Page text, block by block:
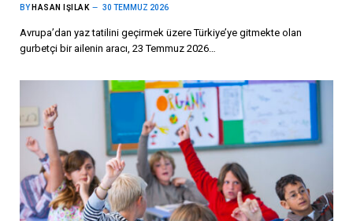
BY HASAN IŞILAK 30 TEMMUZ 2026
Avrupa’dan yaz tatilini geçirmek üzere Türkiye’ye gitmekte olan
gurbetçi bir ailenin aracı, 23 Temmuz 2026…